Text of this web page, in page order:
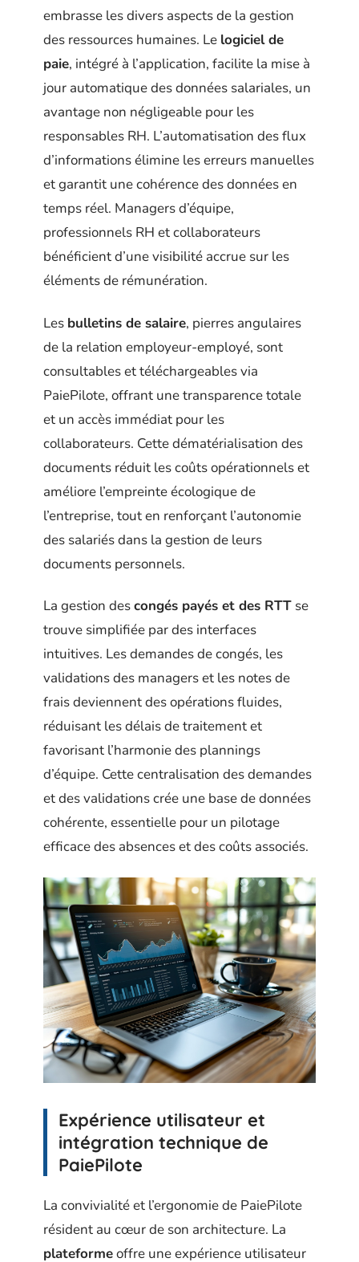
embrasse les divers aspects de la gestion
des ressources humaines. Le logiciel de
paie, intégré à l’application, facilite la mise à
jour automatique des données salariales, un
avantage non négligeable pour les
responsables RH. L’automatisation des flux
d’informations élimine les erreurs manuelles
et garantit une cohérence des données en
temps réel. Managers d’équipe,
professionnels RH et collaborateurs
bénéficient d’une visibilité accrue sur les
éléments de rémunération.
Les bulletins de salaire, pierres angulaires
de la relation employeur-employé, sont
consultables et téléchargeables via
PaiePilote, offrant une transparence totale
et un accès immédiat pour les
collaborateurs. Cette dématérialisation des
documents réduit les coûts opérationnels et
améliore l’empreinte écologique de
l’entreprise, tout en renforçant l’autonomie
des salariés dans la gestion de leurs
documents personnels.
La gestion descongés payés et des RTT se
trouve simplifiée par des interfaces
intuitives. Les demandes de congés, les
validations des managers et les notes de
frais deviennent des opérations fluides,
réduisant les délais de traitement et
favorisant l’harmonie des plannings
d’équipe. Cette centralisation des demandes
et des validations crée une base de données
cohérente, essentielle pour un pilotage
efficace des absences et des coûts associés.
Expérience utilisateur et
intégration technique de
PaiePilote
La convivialité et l’ergonomie de PaiePilote
résident au cœur de son architecture. La
plateformeoffre une expérience utilisateur